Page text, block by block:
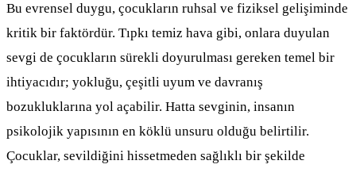
Bu evrensel duygu, çocukların ruhsal ve fiziksel gelişiminde
kritik bir faktördür. Tıpkı temiz hava gibi, onlara duyulan
sevgi de çocukların sürekli doyurulması gereken temel bir
ihtiyacıdır; yokluğu, çeşitli uyum ve davranış
bozukluklarına yol açabilir. Hatta sevginin, insanın
psikolojik yapısının en köklü unsuru olduğu belirtilir.
Çocuklar, sevildiğini hissetmeden sağlıklı bir şekilde